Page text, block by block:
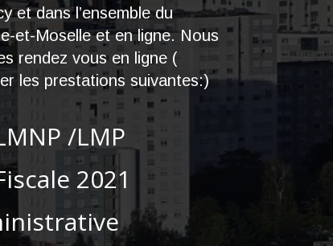
et dans l’ensemble du
et-Moselle et en ligne. Nous
rendez vous en ligne (
les prestations suivantes:)
/LMP
2021